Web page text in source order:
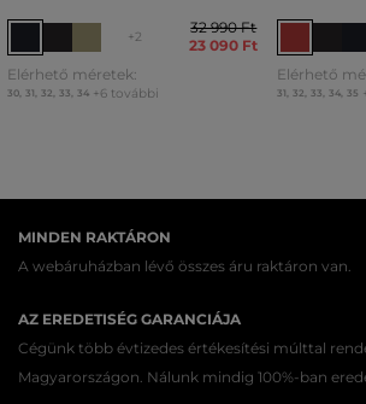
+2
32 990 Ft
23 090 Ft
Elérhető méretek:
30, 31, 32, 33, 34 +6 további
Elérhető
31, 32, 33, 34, 35
MINDEN RAKTÁRON
A webáruházban lévő összes áru raktáron van.
AZ EREDETISÉG GARANCIÁJA
Cégünk több évtizedes értékesítési múlttal
Magyarországon. Nálunk mindig 100%-ban